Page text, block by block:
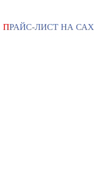
ПРАЙС-ЛИСТ НА